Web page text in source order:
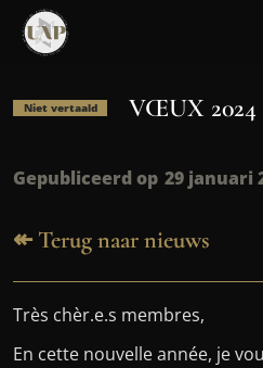
Niet vertaald VŒUX 2024
↞ Terug naar nieuws
Gepubliceerd op 29 januari
Très chèr.e.s membres,
En cette nouvelle année, je